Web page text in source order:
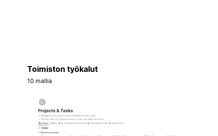
Toimiston työkalut
10 mallia